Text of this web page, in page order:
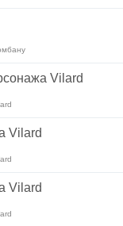
Vilard
Vilard
Vilard